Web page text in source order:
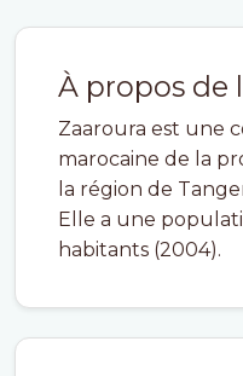
À propos de
Zaaroura est une
marocaine de la
la région de
Elle a une
habitants (2004).